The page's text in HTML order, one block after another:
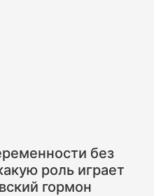
без
роль играет
гормон